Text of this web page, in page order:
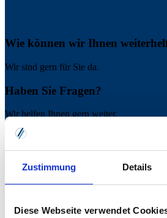
Zustimmung Details
Diese Webseite verwendet
Wie können wir Ihnen
Wir sind gern für Sie da.
Haben Sie Fragen?
Wir helfen Ihnen gern weiter.
Kontaktformular / Rückruf anfordern